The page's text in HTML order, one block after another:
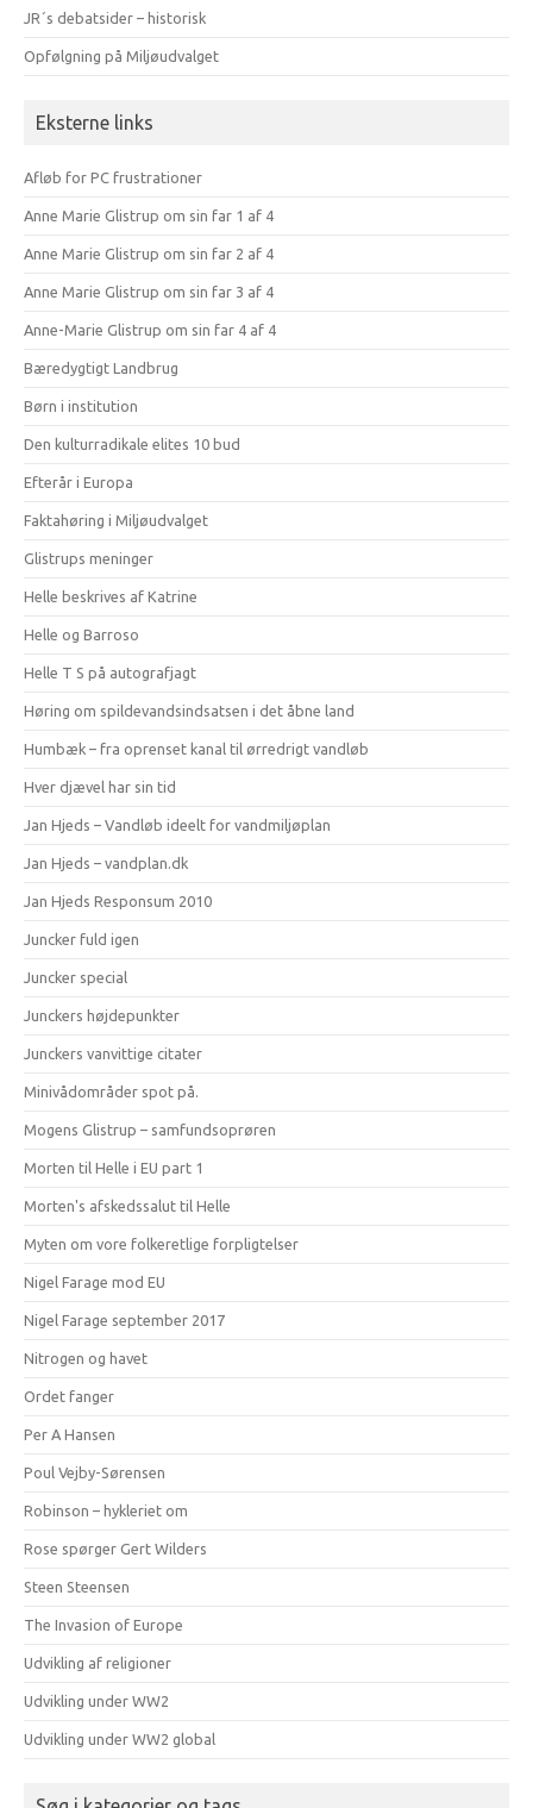
JR´s debatsider – historisk
Opfølgning på Miljøudvalget
Eksterne links
Afløb for PC frustrationer
Anne Marie Glistrup om sin far 1 af 4
Anne Marie Glistrup om sin far 2 af 4
Anne Marie Glistrup om sin far 3 af 4
Anne-Marie Glistrup om sin far 4 af 4
Bæredygtigt Landbrug
Børn i institution
Den kulturradikale elites 10 bud
Efterår i Europa
Faktahøring i Miljøudvalget
Glistrups meninger
Helle beskrives af Katrine
Helle og Barroso
Helle T S på autografjagt
Høring om spildevandsindsatsen i det åbne land
Humbæk – fra oprenset kanal til ørredrigt vandløb
Hver djævel har sin tid
Jan Hjeds – Vandløb ideelt for vandmiljøplan
Jan Hjeds – vandplan.dk
Jan Hjeds Responsum 2010
Juncker fuld igen
Juncker special
Junckers højdepunkter
Junckers vanvittige citater
Minivådområder spot på.
Mogens Glistrup – samfundsoprøren
Morten til Helle i EU part 1
Morten's afskedssalut til Helle
Myten om vore folkeretlige forpligtelser
Nigel Farage mod EU
Nigel Farage september 2017
Nitrogen og havet
Ordet fanger
Per A Hansen
Poul Vejby-Sørensen
Robinson – hykleriet om
Rose spørger Gert Wilders
Steen Steensen
The Invasion of Europe
Udvikling af religioner
Udvikling under WW2
Udvikling under WW2 global